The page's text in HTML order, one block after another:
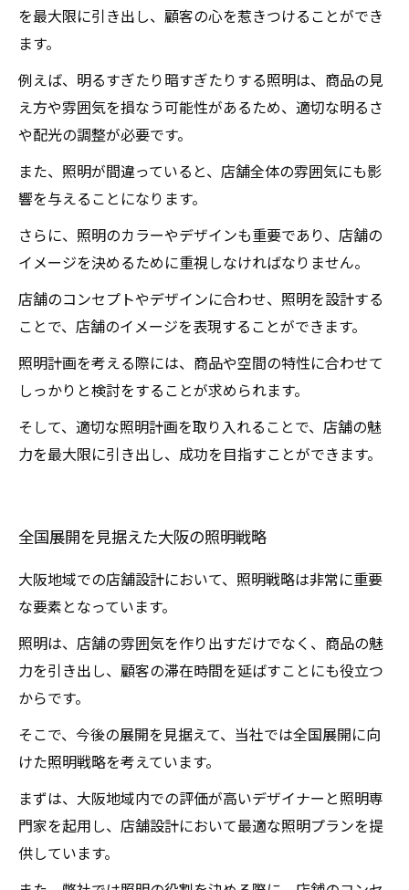
を最大限に引き出し、顧客の心を惹きつけることができ
ます。
例えば、明るすぎたり暗すぎたりする照明は、商品の見
え方や雰囲気を損なう可能性があるため、適切な明るさ
や配光の調整が必要です。
また、照明が間違っていると、店舗全体の雰囲気にも影
響を与えることになります。
さらに、照明のカラーやデザインも重要であり、店舗の
イメージを決めるために重視しなければなりません。
店舗のコンセプトやデザインに合わせ、照明を設計する
ことで、店舗のイメージを表現することができます。
照明計画を考える際には、商品や空間の特性に合わせて
しっかりと検討をすることが求められます。
そして、適切な照明計画を取り入れることで、店舗の魅
力を最大限に引き出し、成功を目指すことができます。
全国展開を見据えた大阪の照明戦略
大阪地域での店舗設計において、照明戦略は非常に重要
な要素となっています。
照明は、店舗の雰囲気を作り出すだけでなく、商品の魅
力を引き出し、顧客の滞在時間を延ばすことにも役立つ
からです。
そこで、今後の展開を見据えて、当社では全国展開に向
けた照明戦略を考えています。
まずは、大阪地域内での評価が高いデザイナーと照明専
門家を起用し、店舗設計において最適な照明プランを提
供しています。